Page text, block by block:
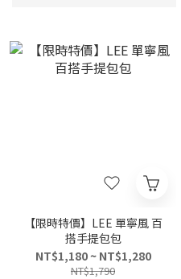
【限時特價】LEE 單寧風 百
搭手提包包
NT$1,180 ~ NT$1,280
NT$1,790